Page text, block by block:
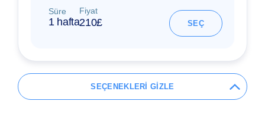
Süre
1 hafta
Fiyat
210£ SEÇ
SEÇENEKLERİ GİZLE